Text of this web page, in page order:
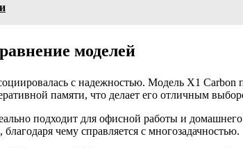
моделей
с надежностью. Модель X1 Carbon
памяти, что делает его отличным
подходит для офисной работы и
чему справляется с многозадачностью.